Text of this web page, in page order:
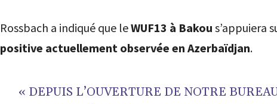
Rossbach a indiqué que leWUF13 à Bakou s’appuiera
positive actuellement observée en Azerbaïdjan.
« DEPUIS L’OUVERTURE DE NOTRE